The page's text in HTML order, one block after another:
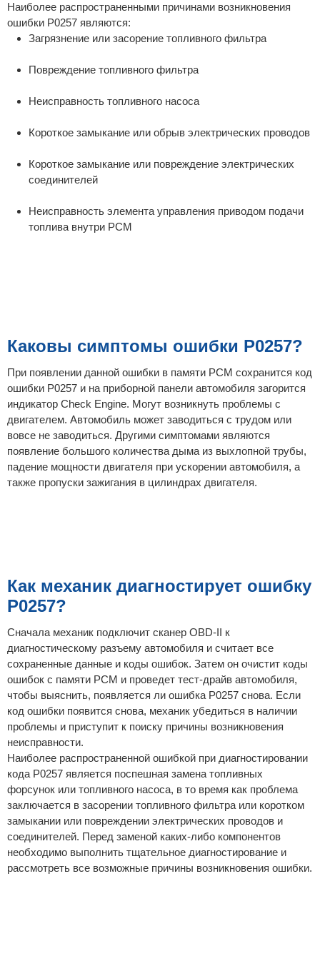
Наиболее распространенными причинами возникновения
ошибки P0257 являются:
Загрязнение или засорение топливного фильтра
Повреждение топливного фильтра
Неисправность топливного насоса
Короткое замыкание или обрыв электрических проводов
Короткое замыкание или повреждение электрических
соединителей
Неисправность элемента управления приводом подачи
топлива внутри РСМ
Каковы симптомы ошибки P0257?
При появлении данной ошибки в памяти PCM сохранится код
ошибки P0257 и на приборной панели автомобиля загорится
индикатор Check Engine. Могут возникнуть проблемы с
двигателем. Автомобиль может заводиться с трудом или
вовсе не заводиться. Другими симптомами являются
появление большого количества дыма из выхлопной трубы,
падение мощности двигателя при ускорении автомобиля, а
также пропуски зажигания в цилиндрах двигателя.
Как механик диагностирует ошибку
P0257?
Сначала механик подключит сканер OBD-II к
диагностическому разъему автомобиля и считает все
сохраненные данные и коды ошибок. Затем он очистит коды
ошибок с памяти PCM и проведет тест-драйв автомобиля,
чтобы выяснить, появляется ли ошибка P0257 снова. Если
код ошибки появится снова, механик убедиться в наличии
проблемы и приступит к поиску причины возникновения
неисправности.
Наиболее распространенной ошибкой при диагностировании
кода P0257 является поспешная замена топливных
форсунок или топливного насоса, в то время как проблема
заключается в засорении топливного фильтра или коротком
замыкании или повреждении электрических проводов и
соединителей. Перед заменой каких-либо компонентов
необходимо выполнить тщательное диагностирование и
рассмотреть все возможные причины возникновения ошибки.